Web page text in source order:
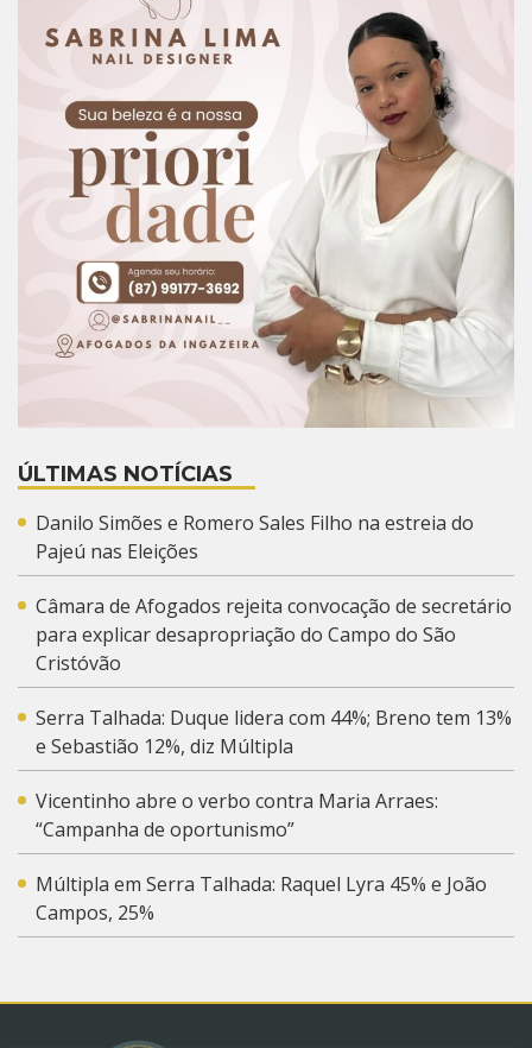
ÚLTIMAS NOTÍCIAS
Danilo Simões e Romero Sales Filho na estreia do
Pajeú nas Eleições
Câmara de Afogados rejeita convocação de secretário
para explicar desapropriação do Campo do São
Cristóvão
Serra Talhada: Duque lidera com 44%; Breno tem 13%
e Sebastião 12%, diz Múltipla
Vicentinho abre o verbo contra Maria Arraes:
“Campanha de oportunismo”
Múltipla em Serra Talhada: Raquel Lyra 45% e João
Campos, 25%